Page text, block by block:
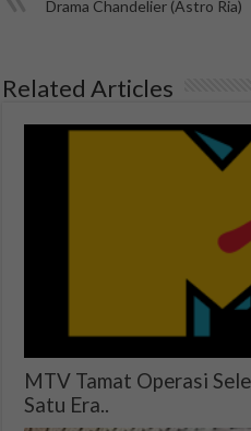
Drama Chandelier (Astro Ria)
Related Articles
MTV Tamat Operasi
Satu Era..